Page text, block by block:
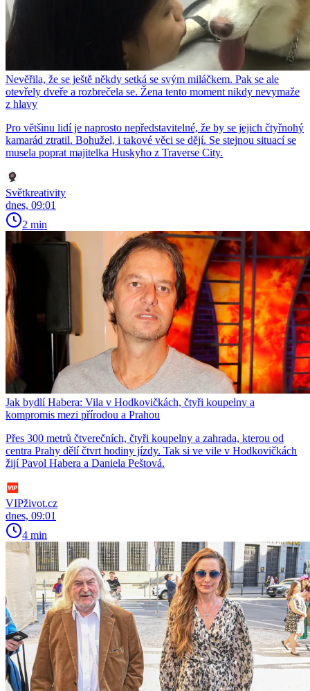
Nevěřila, že se ještě někdy setká se svým miláčkem. Pak se ale
otevřely dveře a rozbrečela se. Žena tento moment nikdy nevymaže
z hlavy
Pro většinu lidí je naprosto nepředstavitelné, že by se jejich čtyřnohý
kamarád ztratil. Bohužel, i takové věci se dějí. Se stejnou situací se
musela poprat majitelka Huskyho z Traverse City.
Světkreativity
dnes, 09:01
2 min
Jak bydlí Habera: Vila v Hodkovičkách, čtyři koupelny a
kompromis mezi přírodou a Prahou
Přes 300 metrů čtverečních, čtyři koupelny a zahrada, kterou od
centra Prahy dělí čtvrt hodiny jízdy. Tak si ve vile v Hodkovičkách
žijí Pavol Habera a Daniela Peštová.
VIPživot.cz
dnes, 09:01
4 min